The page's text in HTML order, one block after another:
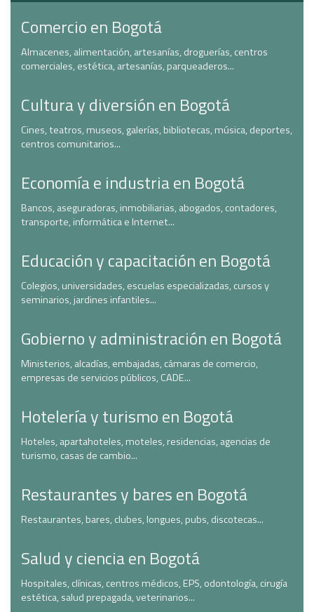
Comercio en Bogotá
Almacenes, alimentación, artesanías, droguerías, centros
comerciales, estética, artesanías, parqueaderos...
Cultura y diversión en Bogotá
Cines, teatros, museos, galerías, bibliotecas, música, deportes,
centros comunitarios...
Economía e industria en Bogotá
Bancos, aseguradoras, inmobiliarias, abogados, contadores,
transporte, informática e Internet...
Educación y capacitación en Bogotá
Colegios, universidades, escuelas especializadas, cursos y
seminarios, jardines infantiles...
Gobierno y administración en Bogotá
Ministerios, alcadías, embajadas, cámaras de comercio,
empresas de servicios públicos, CADE...
Hotelería y turismo en Bogotá
Hoteles, apartahoteles, moteles, residencias, agencias de
turismo, casas de cambio...
Restaurantes y bares en Bogotá
Restaurantes, bares, clubes, longues, pubs, discotecas...
Salud y ciencia en Bogotá
Hospitales, clínicas, centros médicos, EPS, odontología, cirugía
estética, salud prepagada, veterinarios...